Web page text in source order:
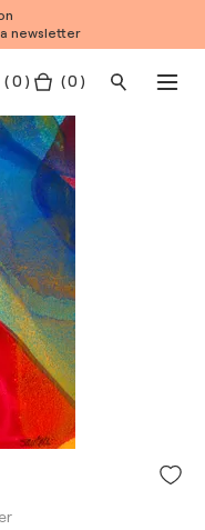
newsletter
(0 ) ( 0 )